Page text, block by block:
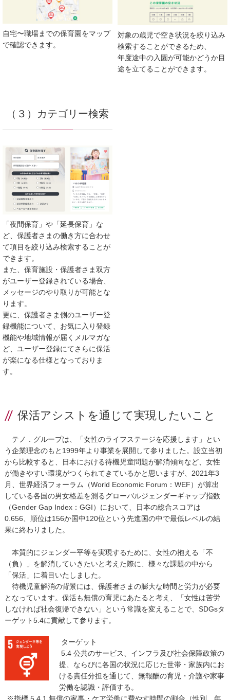
自宅〜職場までの保育園をマップ
で確認できます。
対象の歳児で空き状況を絞り込み
検索することができるため、
年度途中の入園が可能かどうか目
途を立てることができます。
（３）カテゴリー検索
「夜間保育」や「延長保育」な
ど、保護者さまの働き方に合わせ
て項目を絞り込み検索することが
できます。
また、保育施設・保護者さま双方
がユーザー登録されている場合、
メッセージのやり取りが可能とな
ります。
更に、保護者さま側のユーザー登
録機能について、お気に入り登録
機能や地域情報が届くメルマガな
ど、ユーザー登録にてさらに保活
が楽になる仕様となっておりま
す。
保活アシストを通じて実現したいこと
テノ．グループは、「女性のライフステージを応援します」とい
う企業理念のもと1999年より事業を展開して参りました。設立当初
から比較すると、日本における待機児童問題が解消傾向など、女性
が働きやすい環境がつくられてきているかと思いますが、2021年3
月、世界経済フォーラム（World Economic Forum：WEF）が算出
している各国の男女格差を測るグローバルジェンダーギャップ指数
（Gender Gap Index：GGI）において、日本の総合スコアは
0.656、順位は156か国中120位という先進国の中で最低レベルの結
果に終わりました。
本質的にジェンダー平等を実現するために、女性の抱える「不
（負）」を解消していきたいと考えた際に、様々な課題の中から
「保活」に着目いたしました。
待機児童解消の背景には、保護者さまの膨大な時間と労力が必要
となっています。保活も無償の育児にあたると考え、「女性は苦労
しなければ社会復帰できない」という常識を変えることで、SDGsタ
ーゲット5.4に貢献して参ります。
ターゲット
5.4 公共のサービス、インフラ及び社会保障政策の
提、ならびに各国の状況に応じた世帯・家族内にお
ける責任分担を通じて、無報酬の育児・介護や家事
労働を認識・評価する。
※指標 5.4.1 無償の家事・ケア労働に費やす時間の割合（性別、年